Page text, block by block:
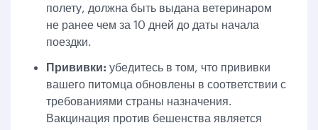
полету, должна быть выдана ветеринаром
не ранее чем за 10 дней до даты начала
поездки.
Прививки: убедитесь в том, что прививки
вашего питомца обновлены в соответствии с
требованиями страны назначения.
Вакцинация против бешенства является